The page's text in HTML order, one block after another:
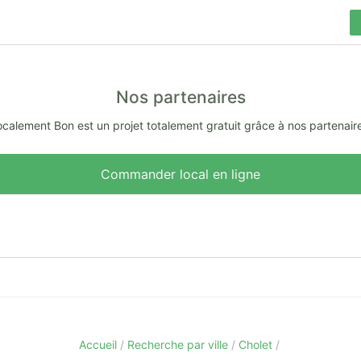
Nos partenaires
Bon est un projet totalement gratuit grâce à nos
Commander local en ligne
Accueil Recherche par ville Cholet